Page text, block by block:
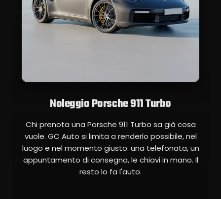
Noleggio Porsche 911 Turbo
Chi prenota una Porsche 911 Turbo sa già cosa
vuole. GC Auto si limita a renderlo possibile, nel
luogo e nel momento giusto: una telefonata, un
appuntamento di consegna, le chiavi in mano. Il
resto lo fa l'auto.